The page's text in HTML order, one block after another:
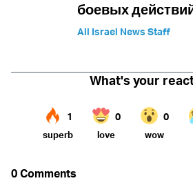
боевых
All Israel News Staff